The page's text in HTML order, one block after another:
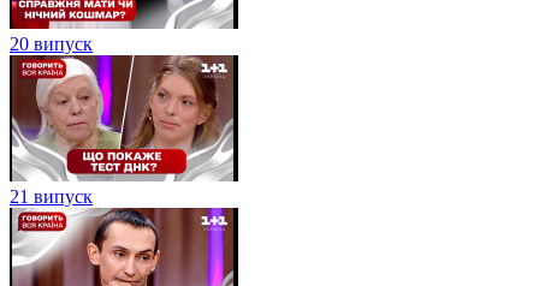
20 випуск
21 випуск